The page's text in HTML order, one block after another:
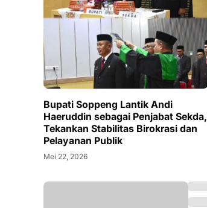
Bupati Soppeng Lantik Andi
Haeruddin sebagai Penjabat Sekda,
Tekankan Stabilitas Birokrasi dan
Pelayanan Publik
Mei 22, 2026